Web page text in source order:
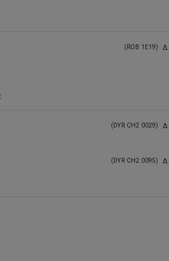
(ROB 1E19) Δ:
(DYR CH2 0029) Δ:
(DYR CH2 0095) Δ: